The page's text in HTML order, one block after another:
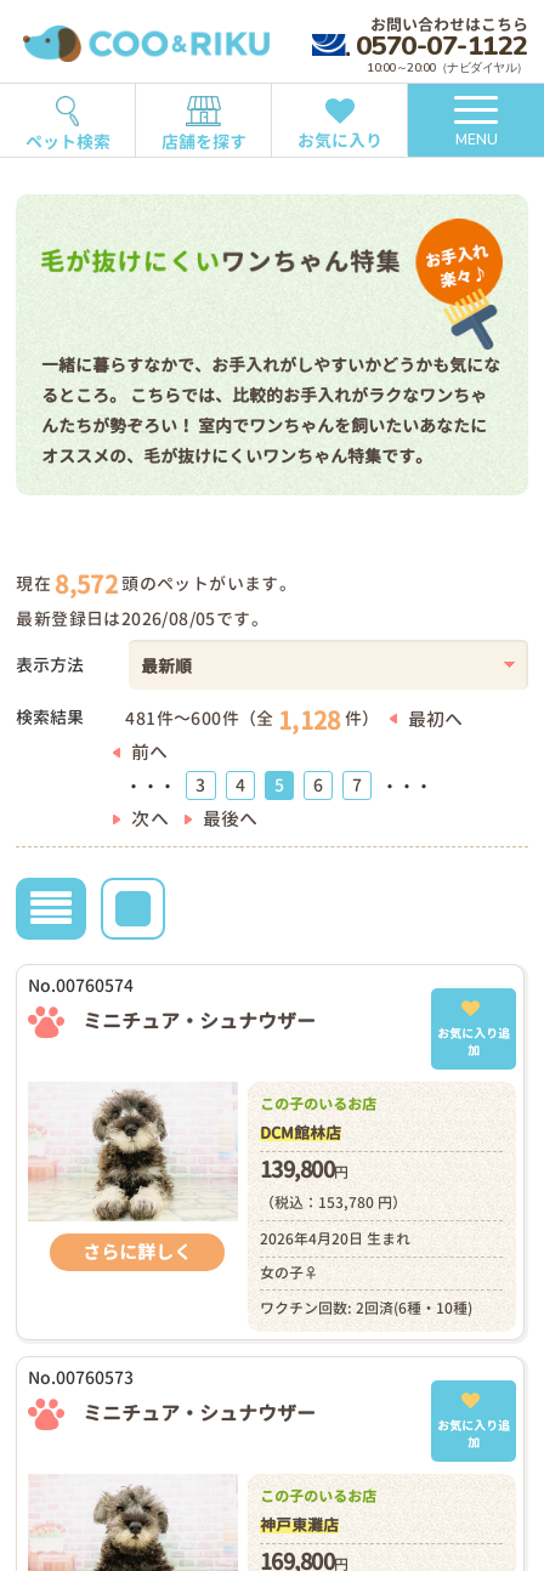
お問い合わせはこちら
0570-07-1122
10:00～20:00（ナビダイヤル）
ペット検索 店舗を探す お気に入り MENU
一緒に暮らすなかで、お手入れがしやすいかどうかも気にな
るところ。
こちらでは、比較的お手入れがラクなワンちゃ
んたちが勢ぞろい！ 室内でワンちゃんを飼いたいあなたに
オススメの、毛が抜けにくいワンちゃん特集です。
現在 8,572頭のペットがいます。
最新登録日は2026/08/05です。
表示方法
検索結果 481件～600件（全 1,128件）
最初へ
前へ
・・・ 3 4 5 6 7 ・・・
次へ 最後へ
No.00760574
ミニチュア・シュナウザー
お気に入り追
加
さらに詳しく
この子のいるお店
DCM館林店
139,800円
（税込：153,780 円）
2026年4月20日 生まれ
女の子♀
ワクチン回数: 2回済(6種・10種)
No.00760573
ミニチュア・シュナウザー
お気に入り追
加
この子のいるお店
神戸東灘店
169,800円